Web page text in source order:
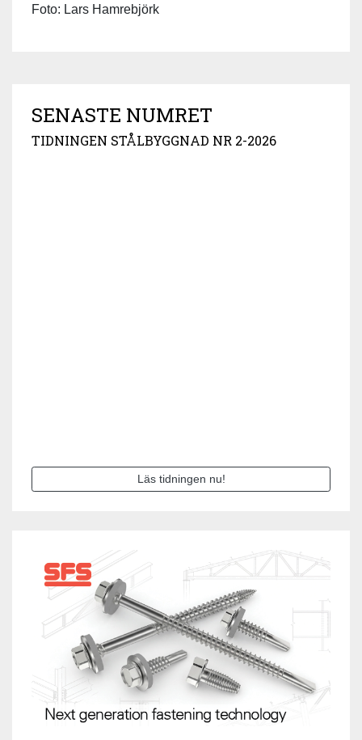
Foto: Lars Hamrebjörk
SENASTE NUMRET
TIDNINGEN STÅLBYGGNAD NR 2-2026
Läs tidningen nu!